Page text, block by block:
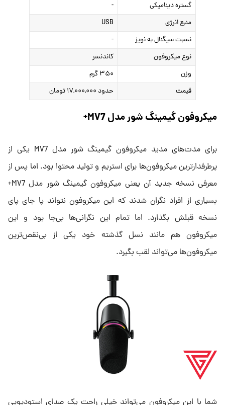
گستره دینامیکی
-
منبع انرژی
USB
نسبت سیگنال به نویز
-
نوع میکروفون
کاندنسر
وزن
۳۵۰ گرم
قیمت
حدود ۱۷,۰۰۰,۰۰۰ تومان
میکروفون گیمینگ شور مدل MV7+
برای مدت‌های مدید میکروفون گیمینگ شور مدل MV7 یکی از
پرطرفدارترین میکروفون‌ها برای استریم و تولید محتوا بود. اما پس از
معرفی نسخه جدید آن یعنی میکروفون گیمینگ شور مدل MV7+
بسیاری از افراد نگران شدند که این میکروفون نتواند پا جای پای
نسخه قبلش بگذارد. اما تمام این نگرانی‌ها بی‌جا بود و این
میکروفون هم مانند نسل گذشته خود یکی از بی‌نقص‌ترین
میکروفون‌ها می‌تواند لقب بگیرد.